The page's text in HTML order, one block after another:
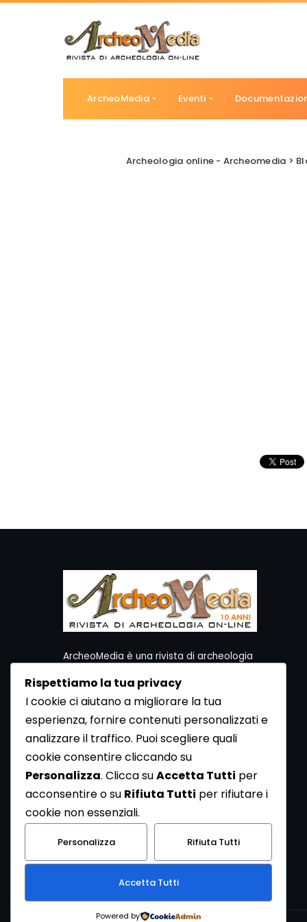
ArcheoMedia Eventi
Archeologia online - Archeomedia >
ArcheoMedia è una rivista di archeologia
Per contattare la Redazione potete utilizzare i
seguenti recapiti:
Redazione ArcheoMedia c/o Mediares S.c.
Via Gioberti 80/D - 10128 Torino
Tel 011.5806363 - Fax 011.5808561
http://www.mediares.to.it
http://www.didatticatorino.it
Rispettiamo la tua privacy
I cookie ci aiutano a migliorare la tua
esperienza, fornire contenuti personalizzati e
analizzare il traffico. Puoi scegliere quali
cookie consentire cliccando su
Personalizza. Clicca suAccetta Tutti per
acconsentire o su Rifiuta Tutti per rifiutare i
cookie non essenziali.
Personalizza Rifiuta Tutti
Accetta Tutti
Powered by